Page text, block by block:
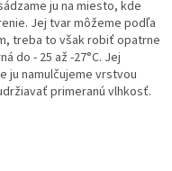
ju na miesto, kde
Jej tvar môžeme podľa
treba to však robiť opatrne
do - 25 až -27°C. Jej
ju namulčujeme vrstvou
primeranú vlhkosť.